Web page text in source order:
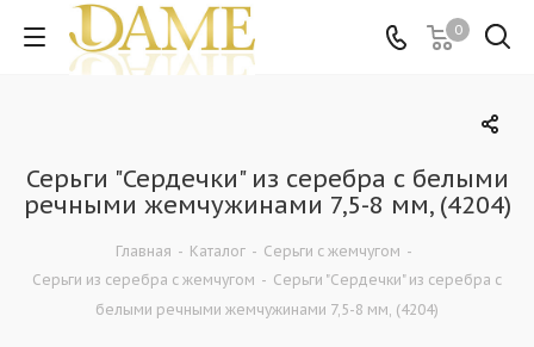
0
Серьги "Сердечки" из серебра c белыми
речными жемчужинами 7,5-8 мм, (4204)
Главная - Каталог - Серьги с жемчугом -
Серьги из серебра с жемчугом - Серьги "Сердечки" из серебра c
белыми речными жемчужинами 7,5-8 мм, (4204)